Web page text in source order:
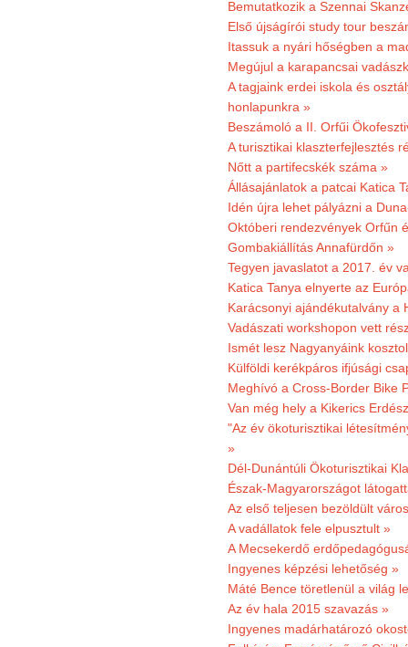
Bemutatkozik a Szennai
Első újságírói study tour
Itassuk a nyári hőségben a
Megújul a karapancsai
A tagjaink erdei iskola és
honlapunkra »
Beszámoló a II. Orfűi
A turisztikai klaszterfejlesztés
Nőtt a partifecskék száma »
Állásajánlatok a patcai Katica
Idén újra lehet pályázni a
Októberi rendezvények Orfűn
Gombakiállítás Annafürdőn »
Tegyen javaslatot a 2017. év
Katica Tanya elnyerte az
Karácsonyi ajándékutalvány a
Vadászati workshopon vett
Ismét lesz Nagyanyáink
Külföldi kerékpáros ifjúsági
Meghívó a Cross-Border Bike
Van még hely a Kikerics
"Az év ökoturisztikai
»
Dél-Dunántúli Ökoturisztikai
Észak-Magyarországot
Az első teljesen bezöldült
A vadállatok fele elpusztult »
A Mecsekerdő
Ingyenes képzési lehetőség »
Máté Bence töretlenül a világ
Az év hala 2015 szavazás »
Ingyenes madárhatározó